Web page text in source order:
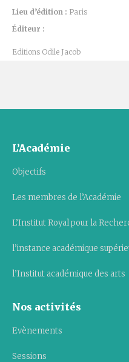
Lieu d’édition : Paris
Éditeur :
Editions Odile Jacob
L’Académie
Objectifs
Les membres de l’Académie
L’Institut Royal pour la
l’instance académique
l’Institut académique des arts
Nos activités
Evènements
Sessions